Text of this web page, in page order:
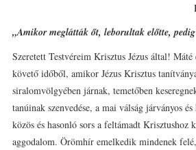
„Amikor meglátták őt, leborultak előtte,
Szeretett Testvéreim Krisztus Jézus által!
követő időből, amikor Jézus Krisztus
siralomvölgyében járnak, temetőben
tanúinak szenvedése, a mai válság járványos
közös és hasonló sors a feltámadt
aggodalom. Örömhír emelkedik mindenek